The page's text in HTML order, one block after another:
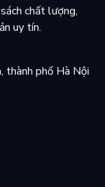
chất lượng,
uy tín.
thành phố Hà Nội